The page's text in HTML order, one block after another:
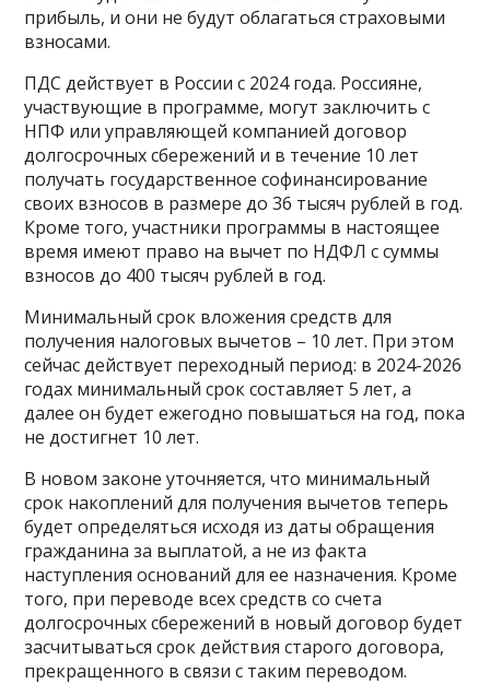
прибыль, и они не будут облагаться страховыми
взносами.
ПДС действует в России с 2024 года. Россияне,
участвующие в программе, могут заключить с
НПФ или управляющей компанией договор
долгосрочных сбережений и в течение 10 лет
получать государственное софинансирование
своих взносов в размере до 36 тысяч рублей в год.
Кроме того, участники программы в настоящее
время имеют право на вычет по НДФЛ с суммы
взносов до 400 тысяч рублей в год.
Минимальный срок вложения средств для
получения налоговых вычетов – 10 лет. При этом
сейчас действует переходный период: в 2024-2026
годах минимальный срок составляет 5 лет, а
далее он будет ежегодно повышаться на год, пока
не достигнет 10 лет.
В новом законе уточняется, что минимальный
срок накоплений для получения вычетов теперь
будет определяться исходя из даты обращения
гражданина за выплатой, а не из факта
наступления оснований для ее назначения. Кроме
того, при переводе всех средств со счета
долгосрочных сбережений в новый договор будет
засчитываться срок действия старого договора,
прекращенного в связи с таким переводом.